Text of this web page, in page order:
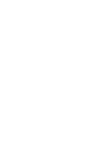
eller
af software.